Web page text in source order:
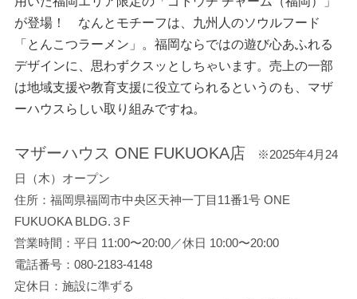
が登場！ なんとモチーフは、九州人のソウルフード
「とんこつラーメン」。福岡ならではの遊び心あふれる
デザインに、思わずクスッとしちゃいます。売上の一部
は地域支援や教育支援に役立てられるというのも、マザ
ーハウスらしい取り組みですね。
マザーハウス ONE FUKUOKA店 ※2025年4月24
日（木）オープン
住所：福岡県福岡市中央区天神一丁目11番1号 ONE
FUKUOKA BLDG.３F
営業時間：平日 11:00〜20:00／休日 10:00〜20:00
電話番号：080-2183-4148
定休日：施設に準ずる